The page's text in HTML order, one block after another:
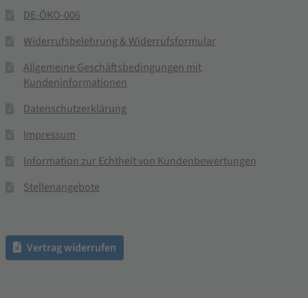
DE-ÖKO-006
Widerrufsbelehrung & Widerrufsformular
Allgemeine Geschäftsbedingungen mit
Kundeninformationen
Datenschutzerklärung
Impressum
Information zur Echtheit von Kundenbewertungen
Stellenangebote
Vertrag widerrufen